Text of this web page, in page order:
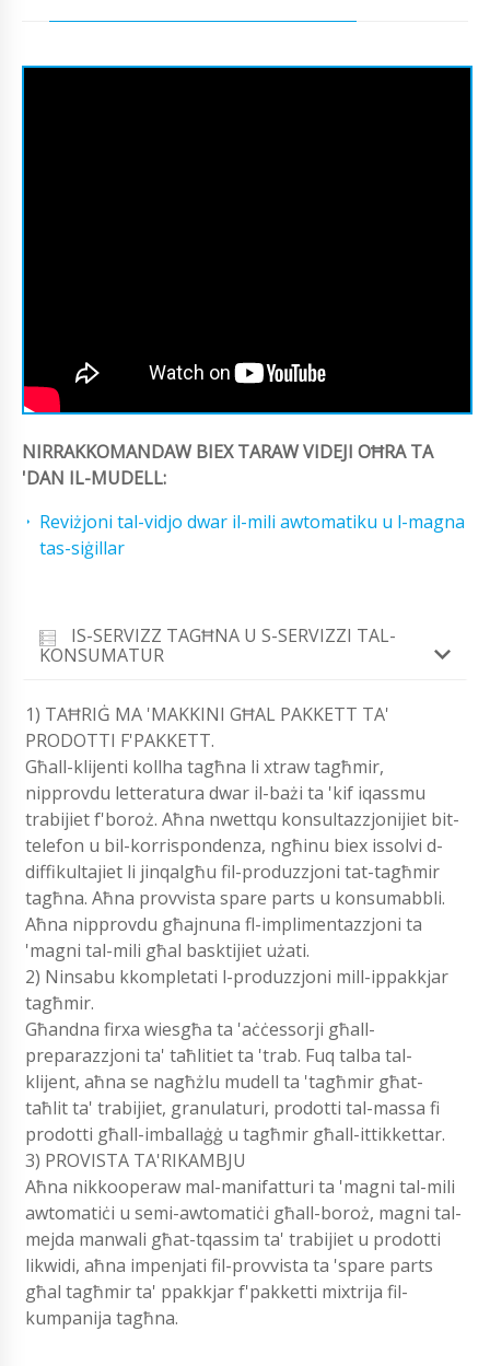
NIRRAKKOMANDAW BIEX TARAW VIDEJI OĦRA TA
'DAN IL-MUDELL:
Reviżjoni tal-vidjo dwar il-mili awtomatiku u l-magna
tas-siġillar
IS-SERVIZZ TAGĦNA U S-SERVIZZI TAL-
KONSUMATUR
1) TAĦRIĠ MA 'MAKKINI GĦAL PAKKETT TA'
PRODOTTI F'PAKKETT.
Għall-klijenti kollha tagħna li xtraw tagħmir,
nipprovdu letteratura dwar il-bażi ta 'kif iqassmu
trabijiet f'boroż. Aħna nwettqu konsultazzjonijiet bit-
telefon u bil-korrispondenza, ngħinu biex issolvi d-
diffikultajiet li jinqalgħu fil-produzzjoni tat-tagħmir
tagħna. Aħna provvista spare parts u konsumabbli.
Aħna nipprovdu għajnuna fl-implimentazzjoni ta
'magni tal-mili għal basktijiet użati.
2) Ninsabu kkompletati l-produzzjoni mill-ippakkjar
tagħmir.
Għandna firxa wiesgħa ta 'aċċessorji għall-
preparazzjoni ta' taħlitiet ta 'trab. Fuq talba tal-
klijent, aħna se nagħżlu mudell ta 'tagħmir għat-
taħlit ta' trabijiet, granulaturi, prodotti tal-massa fi
prodotti għall-imballaġġ u tagħmir għall-ittikkettar.
3) PROVISTA TA'RIKAMBJU
Aħna nikkooperaw mal-manifatturi ta 'magni tal-mili
awtomatiċi u semi-awtomatiċi għall-boroż, magni tal-
mejda manwali għat-tqassim ta' trabijiet u prodotti
likwidi, aħna impenjati fil-provvista ta 'spare parts
għal tagħmir ta' ppakkjar f'pakketti mixtrija fil-
kumpanija tagħna.